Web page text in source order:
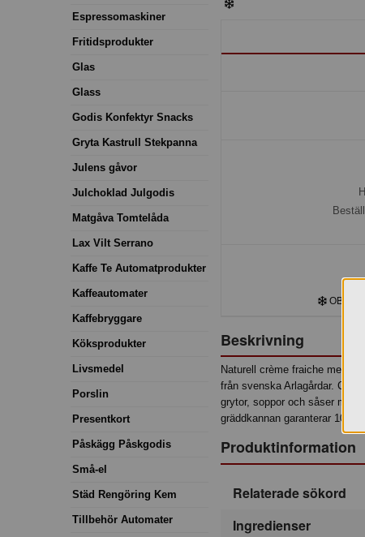
Espressomaskiner
Fritidsprodukter
Glas
Glass
Godis Konfektyr Snacks
Gryta Kastrull Stekpanna
Julens gåvor
Julchoklad Julgodis
Matgåva Tomtelåda
Lax Vilt Serrano
Kaffe Te Automatprodukter
Kaffeautomater
Kaffebryggare
Köksprodukter
Livsmedel
Porslin
Presentkort
Påskägg Påskgodis
Små-el
Städ Rengöring Kem
Tillbehör Automater
OBS!
Beskrivning
Naturell crème fraiche med
från svenska Arlagårdar.
grytor, soppor och såser men
gräddkannan garanterar 100
Produktinformation
Relaterade sökord
Ingredienser